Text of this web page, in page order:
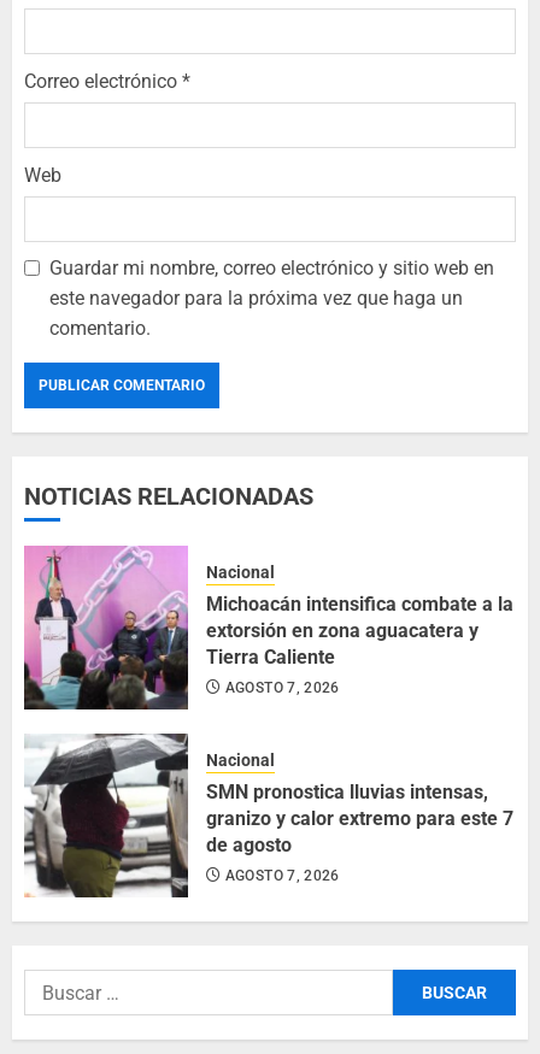
Correo electrónico *
Web
Guardar mi nombre, correo electrónico y sitio web en
este navegador para la próxima vez que haga un
comentario.
NOTICIAS RELACIONADAS
Nacional
Michoacán intensifica combate a la
extorsión en zona aguacatera y
Tierra Caliente
AGOSTO 7, 2026
Nacional
SMN pronostica lluvias intensas,
granizo y calor extremo para este 7
de agosto
AGOSTO 7, 2026